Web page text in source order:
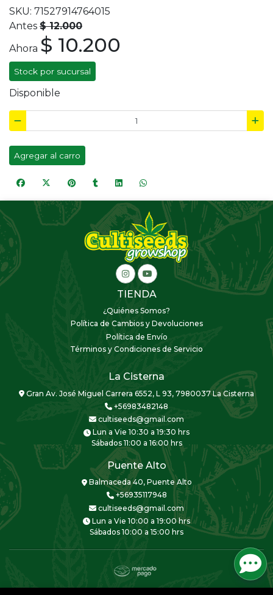
SKU: 71527914764015
Antes $ 12.000
Ahora $ 10.200
Stock por sucursal
Disponible
Agregar al carro
TIENDA
¿Quiénes Somos?
Política de Cambios y Devoluciones
Política de Envío
Términos y Condiciones de Servicio
La Cisterna
Gran Av. José Miguel Carrera 6552, L 93, 7980037 La Cisterna
+56983482148
cultiseeds@gmail.com
Lun a Vie 10:30 a 19:30 hrs
Sábados 11:00 a 16:00 hrs
Puente Alto
Balmaceda 40, Puente Alto
+56935117948
cultiseeds@gmail.com
Lun a Vie 10:00 a 19:00 hrs
Sábados 10:00 a 15:00 hrs